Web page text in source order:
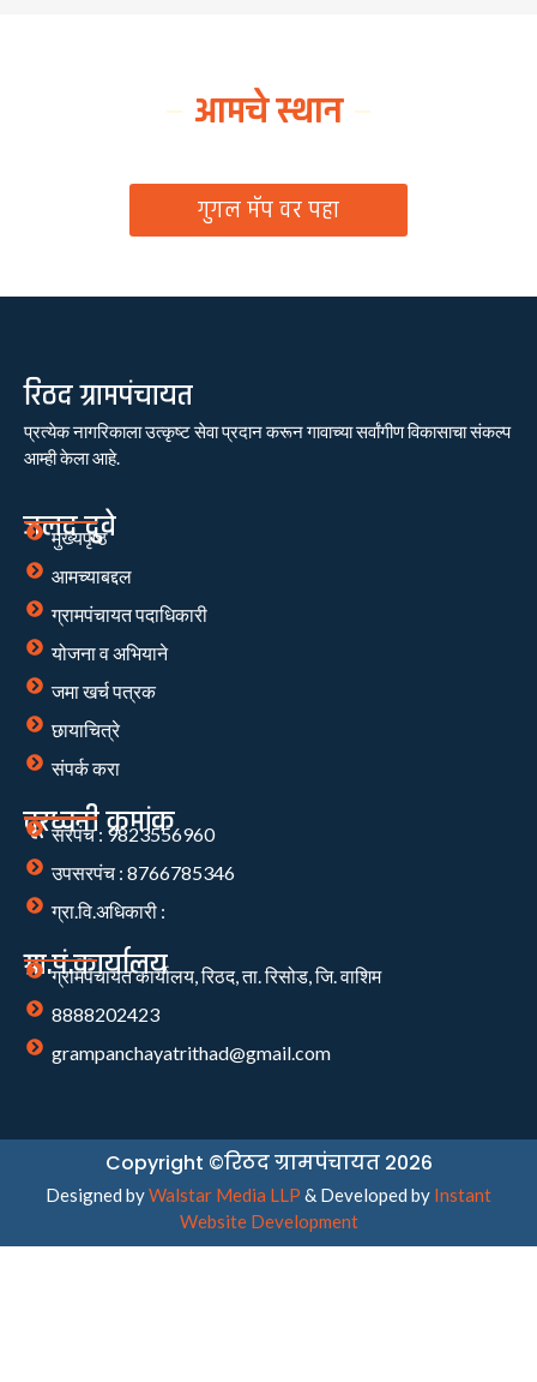
आमचे स्थान
गुगल मॅप वर पहा
रिठद ग्रामपंचायत
प्रत्येक नागरिकाला उत्कृष्ट सेवा प्रदान करून गावाच्या सर्वांगीण विकासाचा संकल्प
आम्ही केला आहे.
जलद दुवे
मुख्यपृष्ठ
आमच्याबद्दल
ग्रामपंचायत पदाधिकारी
योजना व अभियाने
जमा खर्च पत्रक
छायाचित्रे
संपर्क करा
दूरध्वनी क्रमांक
सरपंच : 9823556960
उपसरपंच : 8766785346
ग्रा.वि.अधिकारी :
ग्रा.पं.कार्यालय
ग्रामपंचायत कार्यालय, रिठद, ता. रिसोड, जि. वाशिम
8888202423
grampanchayatrithad@gmail.com
Copyright ©रिठद ग्रामपंचायत 2026
Designed byWalstar Media LLP & Developed by Instant
Website Development